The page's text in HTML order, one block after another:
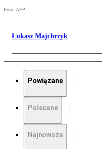
Foto: AFP
Łukasz Majchrzyk
Powiązane
Polecane
Najnowsze